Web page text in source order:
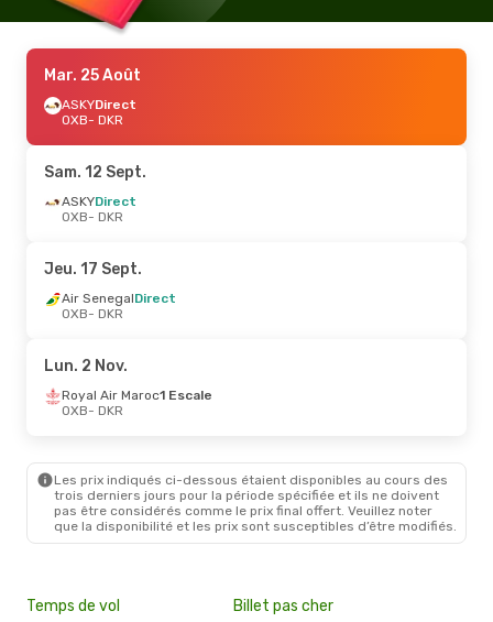
Mar. 25 Août
ASKYDirect
OXB- DKR
Sam. 12 Sept.
ASKYDirect
OXB- DKR
Jeu. 17 Sept.
Air SenegalDirect
OXB- DKR
Lun. 2 Nov.
Royal Air Maroc1 Escale
OXB- DKR
Les prix indiqués ci-dessous étaient disponibles au cours des
trois derniers jours pour la période spécifiée et ils ne doivent
pas être considérés comme le prix final offert. Veuillez noter
que la disponibilité et les prix sont susceptibles d’être modifiés.
Temps de vol Billet pas cher